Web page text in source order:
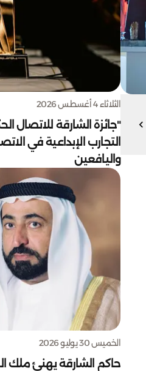
الثلاثاء 4 أغسطس 2026
"جائزة الشارقة
التجارب الإبداعية في
واليافعين
الخميس 30 يوليو 2026
حاكم الشارقة يهنئ ملك